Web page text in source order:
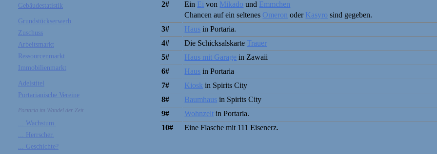
Gebäudestatistik
Grundstückserwerb
Zuschuss
Arbeitsmarkt
Ressourcenmarkt
Immobilienmarkt
Adelstitel
Portarianische Vereine
Portaria im Wandel der Zeit
... Wachstum.
... Herrscher.
... Geschichte?
2# Ein Ei von Mikado und Emmchen
Chancen auf ein seltenes Omeron oder Kasyro sind gegeben.
3# Haus in Portaria.
4#
Die SchicksalskarteTrauer
5#
Haus mit Garage in Zawaii
6#
Haus in Portaria
7#
Kiosk in Spirits City
8#
Baumhaus in Spirits City
9#
Wohnzelt in Portaria.
10#
Eine Flasche mit 111 Eisenerz.